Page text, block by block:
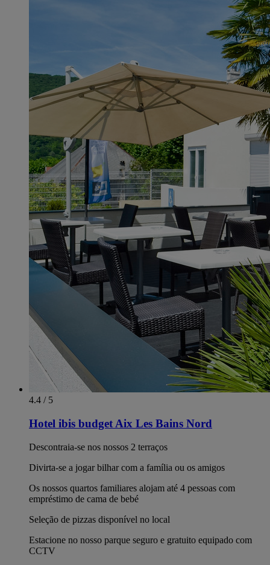
4.4 / 5
Hotel ibis budget Aix Les Bains Nord
Descontraia-se nos nossos 2 terraços
Divirta-se a jogar bilhar com a família ou os amigos
Os nossos quartos familiares alojam até 4 pessoas com
empréstimo de cama de bebé
Seleção de pizzas disponível no local
Estacione no nosso parque seguro e gratuito equipado com
CCTV